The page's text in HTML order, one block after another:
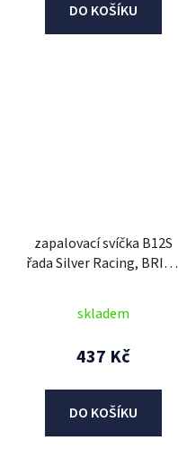
DO KOŠÍKU
zapalovací svíčka B12S
řada Silver Racing, BRISK
skladem
437 Kč
DO KOŠÍKU